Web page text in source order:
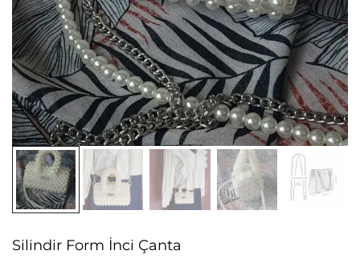
Silindir Form İnci Çanta